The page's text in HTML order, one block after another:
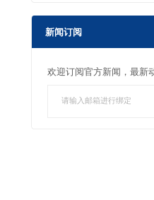
新闻订阅
欢迎订阅官方新闻，最新